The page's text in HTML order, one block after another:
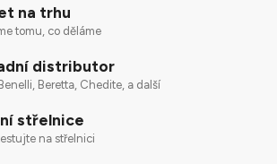
na trhu
tomu, co děláme
distributor
Beretta, Chedite, a další
střelnice
na střelnici